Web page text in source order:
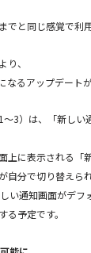
でと同じ感覚で利用
、
るアップデートが
3）は、「新しい
上に表示される「
分で切り替えられ
い通知画面がデフ
る予定です。